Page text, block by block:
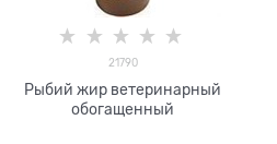
21790
Рыбий жир ветеринарный
обогащенный